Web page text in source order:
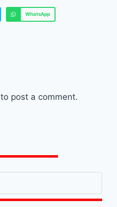
WhatsApp
to post a comment.